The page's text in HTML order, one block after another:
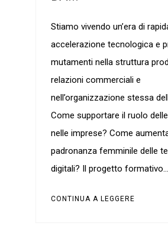
Stiamo vivendo un’era di
accelerazione tecnologica e
mutamenti nella struttura
relazioni commerciali e
nell’organizzazione stessa
Come supportare il ruolo
nelle imprese? Come
padronanza femminile delle
digitali? Il progetto formativo…
CONTINUA A LEGGERE